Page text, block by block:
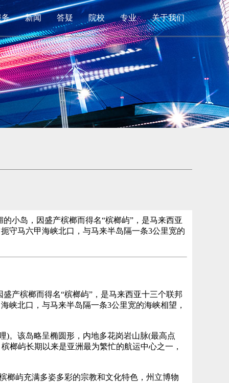
务 新闻 答疑 院校 专业 关于我们
小岛，因盛产槟榔而得名“槟榔屿”，是马来西亚
守马六甲海峡北口，与马来半岛隔一条3公里宽的
产槟榔而得名“槟榔屿”，是马来西亚十三个联邦
峡北口，与马来半岛隔一条3公里宽的海峡相望，
)。该岛略呈椭圆形，内地多花岗岩山脉(最高点
榔屿长期以来是亚洲最为繁忙的航运中心之一，
榔屿充满多姿多彩的宗教和文化特色，州立博物